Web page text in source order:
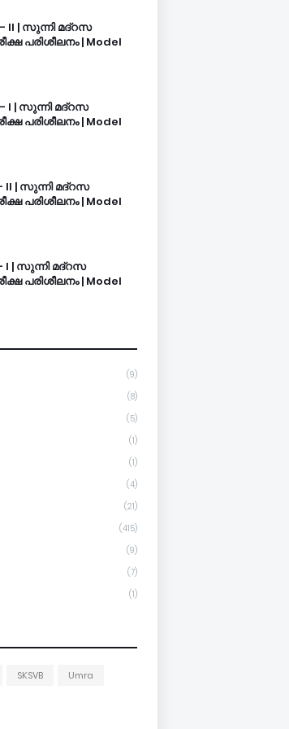
II | സുന്നി മദ്റസ
പരിശീലനം | Model
I | സുന്നി മദ്റസ
പരിശീലനം | Model
II | സുന്നി മദ്റസ
പരിശീലനം | Model
I | സുന്നി മദ്റസ
പരിശീലനം | Model
(9)
(8)
(5)
(1)
(1)
(4)
(21)
(415)
(9)
(7)
(1)
SKSVB Umra